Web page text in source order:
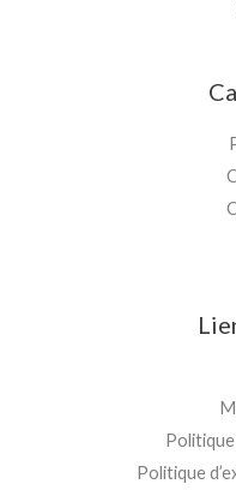
Politique